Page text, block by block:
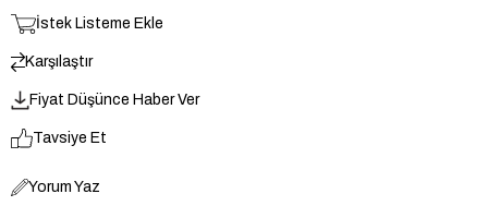
İstek Listeme Ekle
Karşılaştır
Fiyat Düşünce Haber Ver
Tavsiye Et
Yorum Yaz